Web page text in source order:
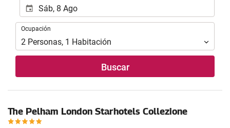
Ocupación
Ocupación
2 Personas, 1 Habitación
Buscar
The Pelham London Starhotels Collezione